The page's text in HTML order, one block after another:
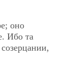
оно
Ибо та